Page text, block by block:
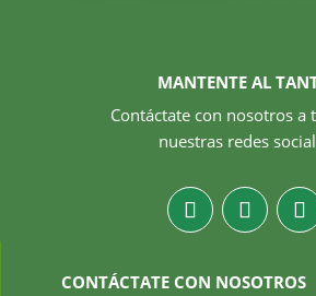
MANTENTE AL
Contáctate con nosotros a
nuestras redes
CONTÁCTATE CON NOSOTROS